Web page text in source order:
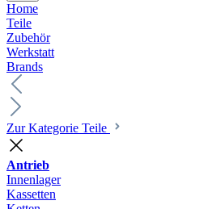
Home
Teile
Zubehör
Werkstatt
Brands
Zur Kategorie Teile
Antrieb
Innenlager
Kassetten